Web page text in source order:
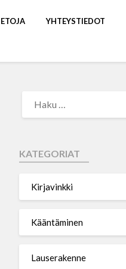
YHTEYSTIEDOT
KATEGORIAT
Kirjavinkki
Kääntäminen
Lauserakenne